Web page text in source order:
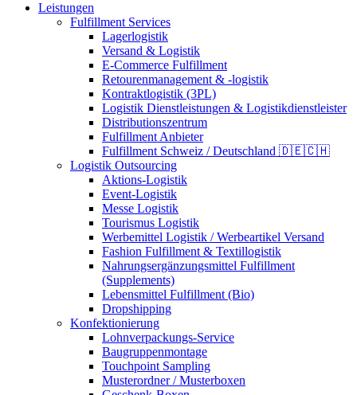
Leistungen
Fulfillment Services
Lagerlogistik
Versand & Logistik
E-Commerce Fulfillment
Retourenmanagement & -logistik
Kontraktlogistik (3PL)
Logistik Dienstleistungen & Logistikdienstleister
Distributionszentrum
Fulfillment Anbieter
Fulfillment Schweiz / Deutschland 🇩🇪🇨🇭
Logistik Outsourcing
Aktions-Logistik
Event-Logistik
Messe Logistik
Tourismus Logistik
Werbemittel Logistik / Werbeartikel Versand
Fashion Fulfillment & Textillogistik
Nahrungsergänzungsmittel Fulfillment
(Supplements)
Lebensmittel Fulfillment (Bio)
Dropshipping
Konfektionierung
Lohnverpackungs-Service
Baugruppenmontage
Touchpoint Sampling
Musterordner / Musterboxen